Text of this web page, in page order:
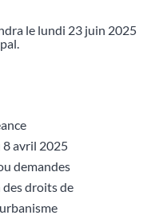
le lundi 23 juin 2025
avril 2025
demandes
des droits de